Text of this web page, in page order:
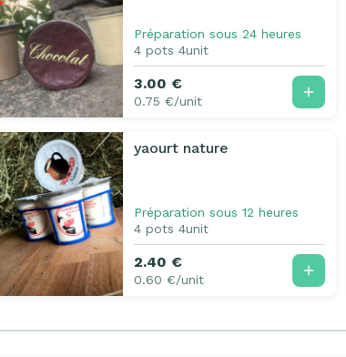
Préparation sous 24 heures
4 pots 4unit
3.00 €
0.75 €/unit
yaourt nature
Préparation sous 12 heures
4 pots 4unit
2.40 €
0.60 €/unit